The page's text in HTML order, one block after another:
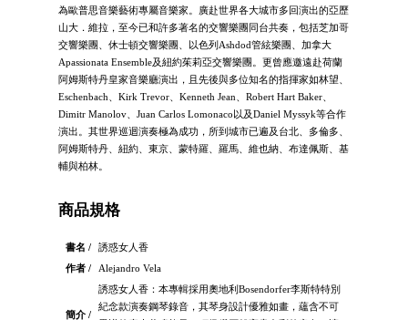
為歐普思音樂藝術專屬音樂家。廣赴世界各大城市多回演出的亞歷
山大．維拉，至今已和許多著名的交響樂團同台共奏，包括芝加哥
交響樂團、休士頓交響樂團、以色列Ashdod管絃樂團、加拿大
Apassionata Ensemble及紐約茱莉亞交響樂團。更曾應邀遠赴荷蘭
阿姆斯特丹皇家音樂廳演出，且先後與多位知名的指揮家如林望、
Eschenbach、Kirk Trevor、Kenneth Jean、Robert Hart Baker、
Dimitr Manolov、Juan Carlos Lomonaco以及Daniel Myssyk等合作
演出。其世界巡迴演奏極為成功，所到城市已遍及台北、多倫多、
阿姆斯特丹、紐約、東京、蒙特羅、羅馬、維也納、布達佩斯、基
輔與柏林。
商品規格
書名 /
誘惑女人香
作者 /
Alejandro Vela
簡介 /
誘惑女人香：本專輯採用奧地利Bosendorfer李斯特特別
紀念款演奏鋼琴錄音，其琴身設計優雅如畫，蘊含不可